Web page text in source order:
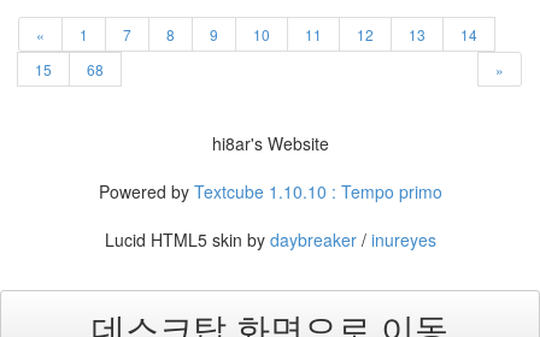
« 1 7 8 9 10 11 12 13
14
15
68 »
자
Clear
여
hi8ar's Website
Powered by Textcube 1.10.10 : Tempo primo
Lucid HTML5 skin by daybreaker/ inureyes
데스크탑 화면으로 이동